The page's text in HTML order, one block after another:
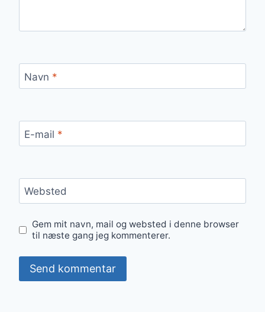
Navn *
E-mail *
Websted
Gem mit navn, mail og websted i denne browser
til næste gang jeg kommenterer.